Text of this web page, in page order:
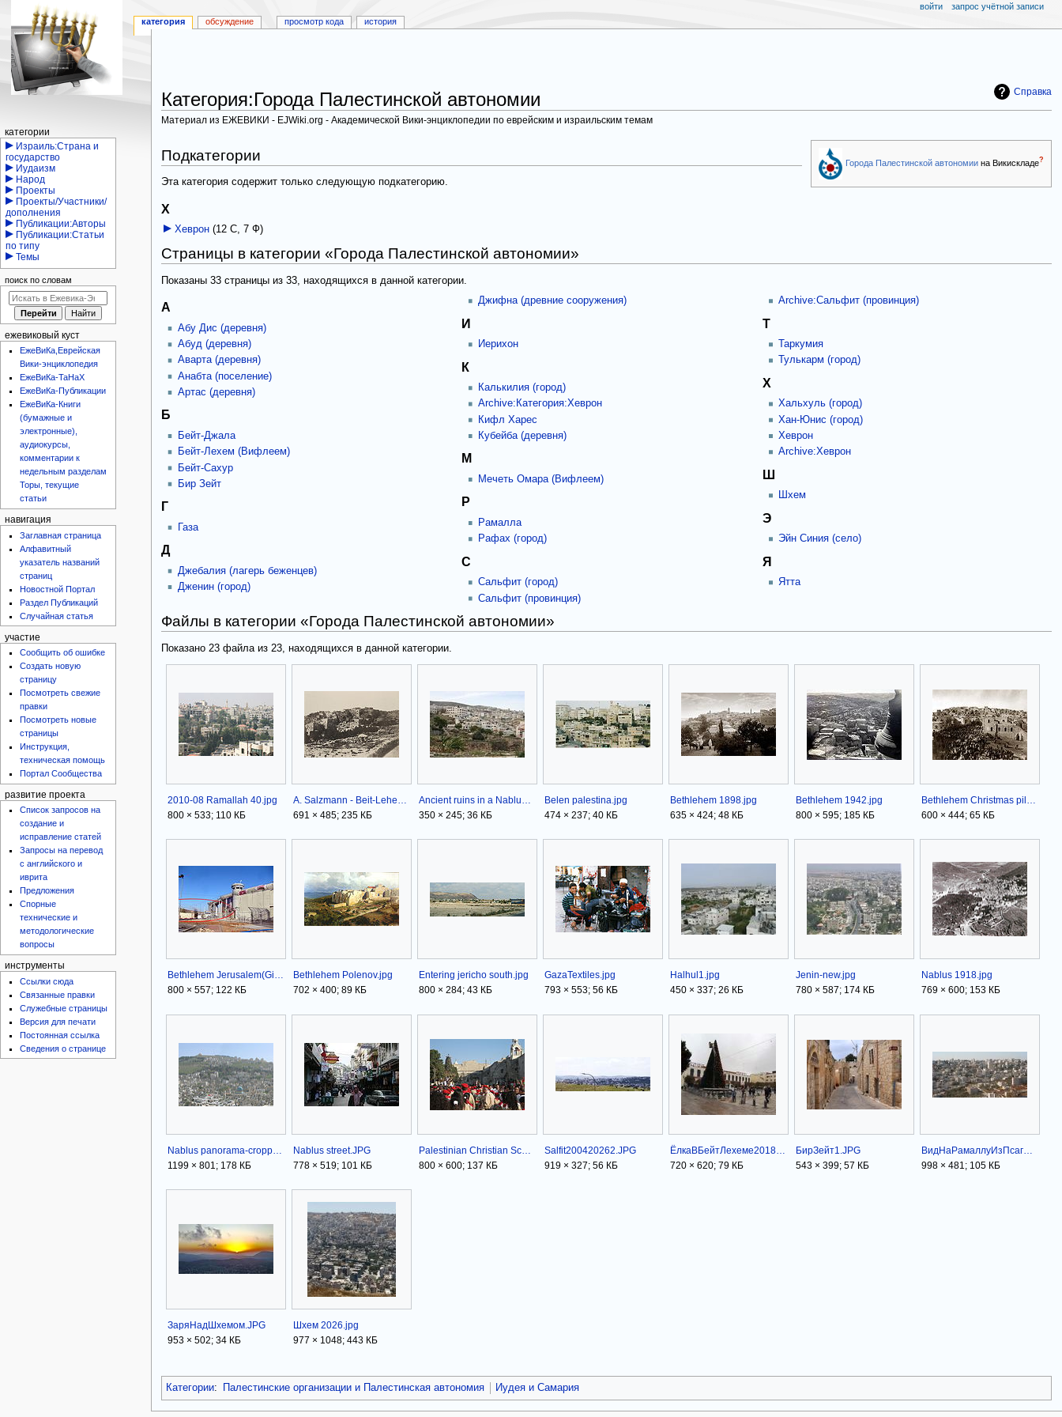
Справка
Категория:Города Палестинской автономии
Материал из ЕЖЕВИКИ - EJWiki.org - Академической Вики-энциклопедии по еврейским и израильским темам
к
навигации
к
поиску
Города Палестинской автономии на Викискладе?
Подкатегории
Эта категория содержит только следующую подкатегорию.
Х
Хеврон ‎(12 С, 7 Ф)
Страницы в категории «Города Палестинской автономии»
Показаны 33 страницы из 33, находящихся в данной категории.
А
Абу Дис (деревня)
Абуд (деревня)
Аварта (деревня)
Анабта (поселение)
Артас (деревня)
Б
Бейт-Джала
Бейт-Лехем (Вифлеем)
Бейт-Сахур
Бир Зейт
Г
Газа
Д
Джебалия (лагерь беженцев)
Дженин (город)
Джифна (древние сооружения)
И
Иерихон
К
Калькилия (город)
Archive:Категория:Хеврон
Кифл Харес
Кубейба (деревня)
М
Мечеть Омара (Вифлеем)
Р
Рамалла
Рафах (город)
С
Сальфит (город)
Сальфит (провинция)
Archive:Сальфит (провинция)
Т
Таркумия
Тулькарм (город)
Х
Хальхуль (город)
Хан-Юнис (город)
Хеврон
Archive:Хеврон
Ш
Шхем
Э
Эйн Синия (село)
Я
Ятта
Файлы в категории «Города Палестинской автономии»
Показано 23 файла из 23, находящихся в данной категории.
2010-08 Ramallah 40.jpg
800 × 533; 110 КБ
A. Salzmann - Beit-Lehem.jpg
691 × 485; 235 КБ
Ancient ruins in a Nablus neighborhood.JPG
350 × 245; 36 КБ
Belen palestina.jpg
474 × 237; 40 КБ
Bethlehem 1898.jpg
635 × 424; 48 КБ
Bethlehem 1942.jpg
800 × 595; 185 КБ
Bethlehem Christmas pilgrims enter town 1890.jpg
600 × 444; 65 КБ
Bethlehem Jerusalem(Gilo) checkpoint.jpg
800 × 557; 122 КБ
Bethlehem Polenov.jpg
702 × 400; 89 КБ
Entering jericho south.jpg
800 × 284; 43 КБ
GazaTextiles.jpg
793 × 553; 56 КБ
Halhul1.jpg
450 × 337; 26 КБ
Jenin-new.jpg
780 × 587; 174 КБ
Nablus 1918.jpg
769 × 600; 153 КБ
1199 × 801; 178 КБ
Nablus street.JPG
778 × 519; 101 КБ
800 × 600; 137 КБ
Salfit200420262.JPG
919 × 327; 56 КБ
720 × 620; 79 КБ
БирЗейт1.JPG
543 × 399; 57 КБ
998 × 481; 105 КБ
ЗаряНадШхемом.JPG
953 × 502; 34 КБ
Шхем 2026.jpg
977 × 1048; 443 КБ
Категории: Палестинские организации и Палестинская автономия Иудея и Самария
Навигация
категория обсуждение просмотр кода история
войти запрос учётной записи
категории
Израиль:Страна и
государство
Иудаизм
Народ
Проекты
Проекты/Участники/
дополнения
Публикации:Авторы
Публикации:Статьи
по типу
Темы
поиск по словам
ежевиковый куст
ЕжеВиКа,Еврейская
Вики-энциклопедия
ЕжеВиКа-ТаНаХ
ЕжеВиКа-Публикации
ЕжеВиКа-Книги
(бумажные и
электронные),
аудиокурсы,
комментарии к
недельным разделам
Торы, текущие
статьи
навигация
Заглавная страница
Алфавитный
указатель названий
страниц
Новостной Портал
Раздел Публикаций
Случайная статья
участие
Сообщить об ошибке
Создать новую
страницу
Посмотреть свежие
правки
Посмотреть новые
страницы
Инструкция,
техническая помощь
Портал Сообщества
развитие проекта
Список запросов на
создание и
исправление статей
Запросы на перевод
с английского и
иврита
Предложения
Спорные
технические и
методологические
вопросы
инструменты
Ссылки сюда
Связанные правки
Служебные страницы
Версия для печати
Постоянная ссылка
Сведения о странице